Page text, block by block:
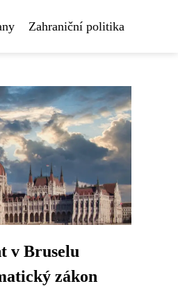
Zahraniční politika
v Bruselu
zákon